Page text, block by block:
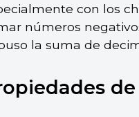
con los
números
la suma de